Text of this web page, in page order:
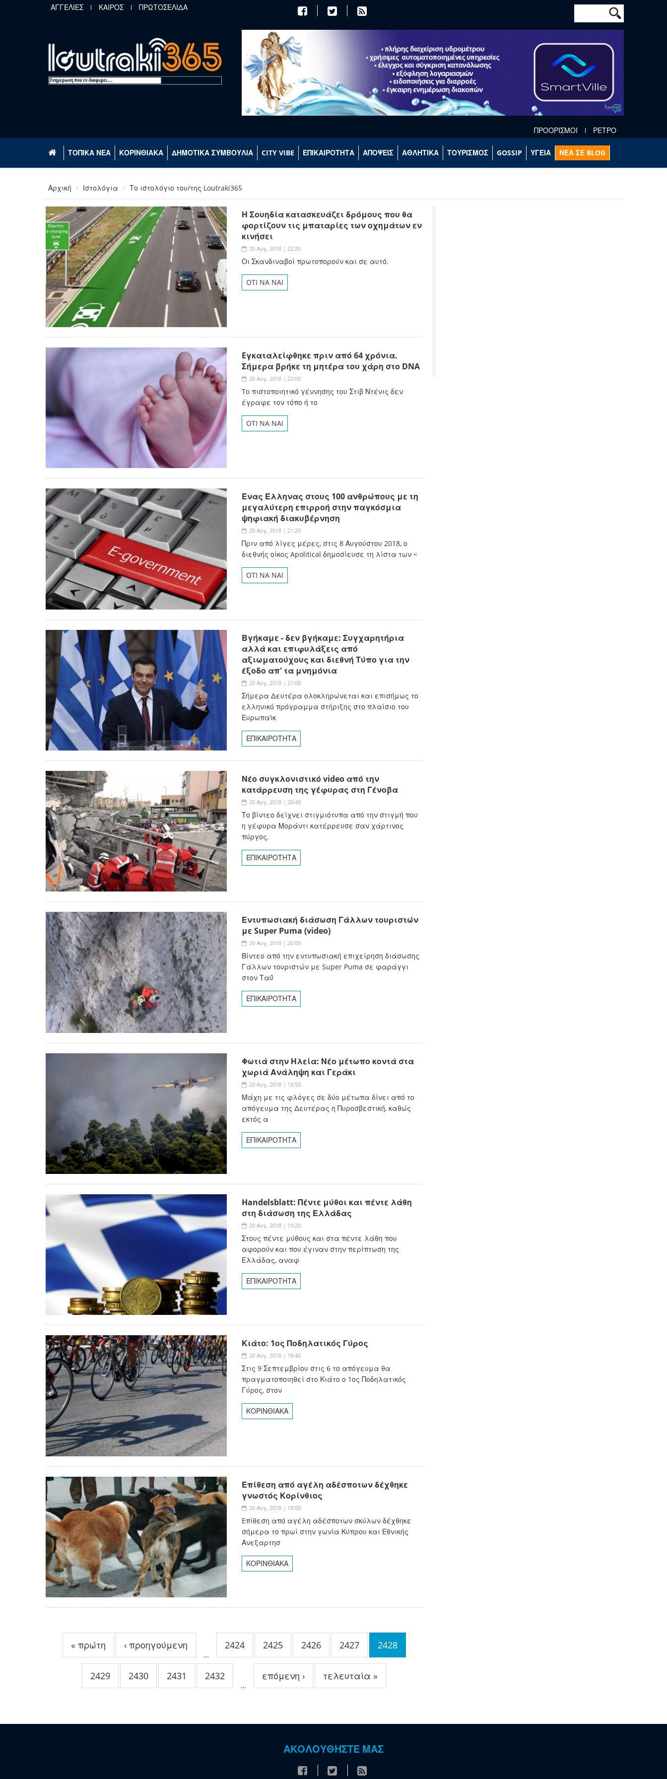
Παράκαμψη προς το κυρίως περιεχόμενο
ΑΓΓΕΛΙΕΣ ΚΑΙΡΟΣ ΠΡΩΤΟΣΕΛΙΔΑ Φόρμα
Αναζήτηση
ΠΡΟΟΡΙΣΜΟΙ ΡΕΤΡΟ
ΤΟΠΙΚΑ ΝΕΑ ΚΟΡΙΝΘΙΑΚΑ ΔΗΜΟΤΙΚΑ ΣΥΜΒΟΥΛΙΑ CITY VIBE ΕΠΙΚΑΙΡΟΤΗΤΑ ΑΠΟΨΕΙΣ ΑΘΛΗΤΙΚΑ ΤΟΥΡΙΣΜΟΣ GOSSIP ΥΓΕΙΑ ΝΕΑ ΣΕ BLOG
Αρχική Ιστολόγια Το ιστολόγιο του/της Loutraki365
Η Σουηδία κατασκευάζει δρόμους που θα
φορτίζουν τις μπαταρίες των οχημάτων εν
κινήσει
20 Αυγ, 2018 | 22:20
Οι Σκανδιναβοί πρωτοπορούν και σε αυτό.
OTI NA NAI
Eγκαταλείφθηκε πριν από 64 χρόνια.
Σήμερα βρήκε τη μητέρα του χάρη στο DNA
20 Αυγ, 2018 | 22:00
To πιστοποιητικό γέννησης του Στιβ Ντένις δεν
έγραφε τον τόπο ή το
OTI NA NAI
Ένας Έλληνας στους 100 ανθρώπους με τη
μεγαλύτερη επιρροή στην παγκόσμια
ψηφιακή διακυβέρνηση
20 Αυγ, 2018 | 21:20
Πριν από λίγες μέρες, στις 8 Αυγούστου 2018, ο
διεθνής οίκος Apolitical δημοσίευσε τη λίστα των <
OTI NA NAI
Βγήκαμε - δεν βγήκαμε: Συγχαρητήρια
αλλά και επιφυλάξεις από
αξιωματούχους και διεθνή Τύπο για την
έξοδο απ' τα μνημόνια
20 Αυγ, 2018 | 21:00
Σήμερα Δευτέρα ολοκληρώνεται και επισήμως το
ελληνικό πρόγραμμα στήριξης στο πλαίσιο του
Ευρωπαϊκ
ΕΠΙΚΑΙΡΟΤΗΤΑ
Νέο συγκλονιστικό video από την
κατάρρευση της γέφυρας στη Γένοβα
20 Αυγ, 2018 | 20:40
Το βίντεο δείχνει στιγμιότυπα από την στιγμή που
η γέφυρα Μοράντι κατέρρευσε σαν χάρτινος
πύργος.
ΕΠΙΚΑΙΡΟΤΗΤΑ
Εντυπωσιακή διάσωση Γάλλων τουριστών
με Super Puma (video)
20 Αυγ, 2018 | 20:00
Βίντεο από την εντυπωσιακή επιχείρηση διάσωσης
Γάλλων τουριστών με Super Puma σε φαράγγι
στον Ταΰ
ΕΠΙΚΑΙΡΟΤΗΤΑ
Φωτιά στην Ηλεία: Νέο μέτωπο κοντά στα
χωριά Ανάληψη και Γεράκι
20 Αυγ, 2018 | 19:50
Μάχη με τις φλόγες σε δύο μέτωπα δίνει από το
απόγευμα της Δευτέρας η Πυροσβεστική, καθώς
εκτός α
ΕΠΙΚΑΙΡΟΤΗΤΑ
Handelsblatt: Πέντε μύθοι και πέντε λάθη
στη διάσωση της Ελλάδας
20 Αυγ, 2018 | 19:20
Στους πέντε μύθους και στα πέντε λάθη που
αφορούν και που έγιναν στην περίπτωση της
Ελλάδας, αναφ
ΕΠΙΚΑΙΡΟΤΗΤΑ
Κιάτο: 1ος Ποδηλατικός Γύρος
20 Αυγ, 2018 | 18:40
Στις 9 Σεπτεμβρίου στις 6 το απόγευμα θα
πραγματοποιηθεί στο Κιάτο ο 1ος Ποδηλατικός
Γύρος, στον
ΚΟΡΙΝΘΙΑΚΑ
Επίθεση από αγέλη αδέσποτων δέχθηκε
γνωστός Κορίνθιος
20 Αυγ, 2018 | 18:00
Eπίθεση από αγέλη αδέσποτων σκύλων δέχθηκε
σήμερα το πρωί στην γωνία Κύπρου και Εθνικής
Ανεξαρτησ
ΚΟΡΙΝΘΙΑΚΑ
« πρώτη ‹ προηγούμενη
…
2424 2425 2426 2427 2428
2429 2430 2431 2432
…
επόμενη › τελευταία »
ΑΚΟΛΟΥΘΗΣΤΕ ΜΑΣ